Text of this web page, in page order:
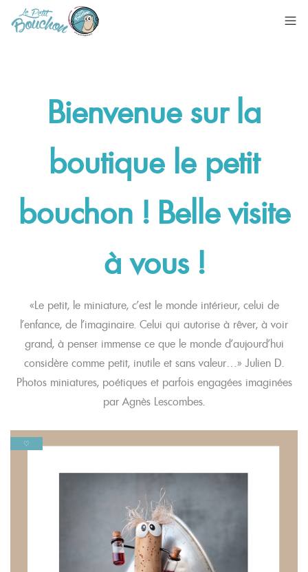
Bienvenue sur la
boutiquele petit
bouchon ! Belle visite
à vous !
«Le petit, le miniature, c’est le monde intérieur, celui de
l’enfance, de l’imaginaire. Celui qui autorise à rêver, à voir
grand, à penser immense ce que le monde d’aujourd’hui
considère comme petit, inutile et sans valeur…» Julien D.
Photos miniatures, poétiques et parfois engagées imaginées
par Agnès Lescombes.
♡